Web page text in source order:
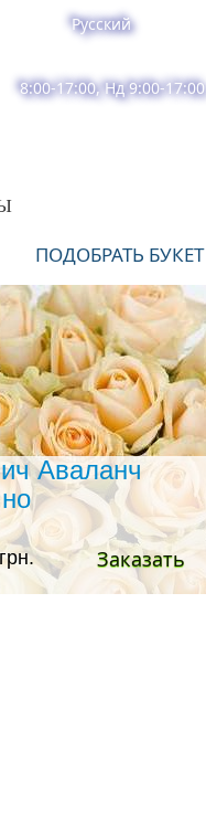
Русский
8:00-17:00, Нд 9:00-17:00
ПОДОБРАТЬ БУКЕТ
Аваланч
грн. Заказать